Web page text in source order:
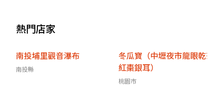
熱門店家
南投埔里觀音瀑布
南投縣
冬瓜寶（中壢夜市龍眼乾茶
紅棗銀耳）
桃園市